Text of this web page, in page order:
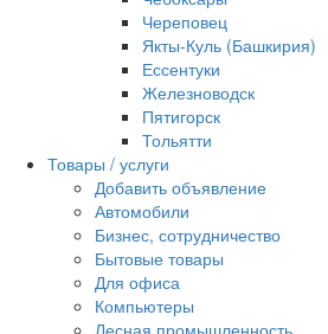
Череповец
Якты-Куль (Башкирия)
Ессентуки
Железноводск
Пятигорск
Тольятти
Товары / услуги
Добавить объявление
Автомобили
Бизнес, сотрудничество
Бытовые товары
Для офиса
Компьютеры
Лесная промышленность